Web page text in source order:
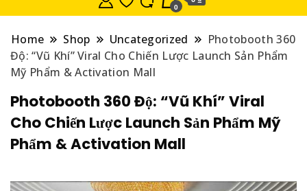
0
Home Shop Uncategorized
Photobooth 360
Độ: “Vũ Khí” Viral Cho Chiến Lược Launch Sản Phẩm
Mỹ Phẩm & Activation Mall
Photobooth 360 Độ: “Vũ Khí” Viral
Cho Chiến Lược Launch Sản Phẩm Mỹ
Phẩm & Activation Mall